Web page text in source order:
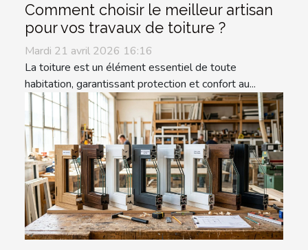
Comment choisir le meilleur artisan
pour vos travaux de toiture ?
Mardi 21 avril 2026 16:16
La toiture est un élément essentiel de toute
habitation, garantissant protection et confort au...